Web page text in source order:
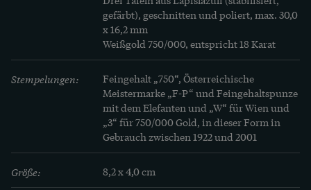
denken, in den 1980er Jahren. Doch auch wenn
die Brosche etwa ein Drittel kleiner ausgeführt
wurde als das Vorbild, ist die Brosche
eindrucksvoll.
Wir haben die Brosche aus einer großen
Sammlung hochwertiger Juwelen aus Stuttgart
erwerben können. Sie ist sehr gut erhalten und
gefärbt), geschnitten und poliert, max. 30,0
x 16,2 mm
Weißgold 750/000, entspricht 18 Karat
Stempelungen:
Feingehalt „750“, Österreichische
Meistermarke „F-P“ und Feingehaltspunze
mit dem Elefanten und „W“ für Wien und
„3“ für 750/000 Gold, in dieser Form in
Gebrauch zwischen 1922 und 2001
Größe: 8,2 x 4,0 cm